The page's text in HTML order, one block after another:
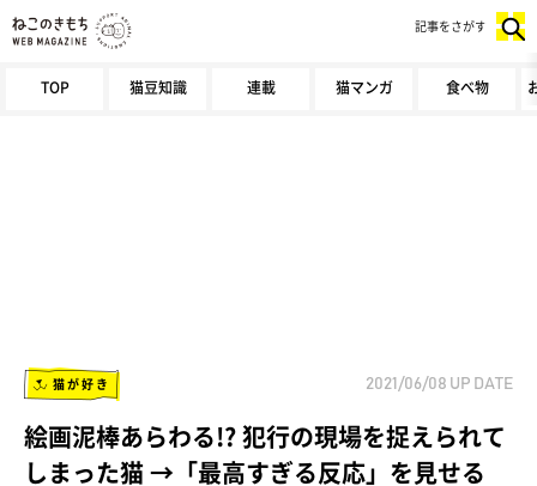
TOP 猫豆知識 連載 猫マンガ 食べ物
記事をさがす
猫が好き 2021/06/08 UP DATE
絵画泥棒あらわる!? 犯行の現場を捉えられて
しまった猫 →「最高すぎる反応」を見せる